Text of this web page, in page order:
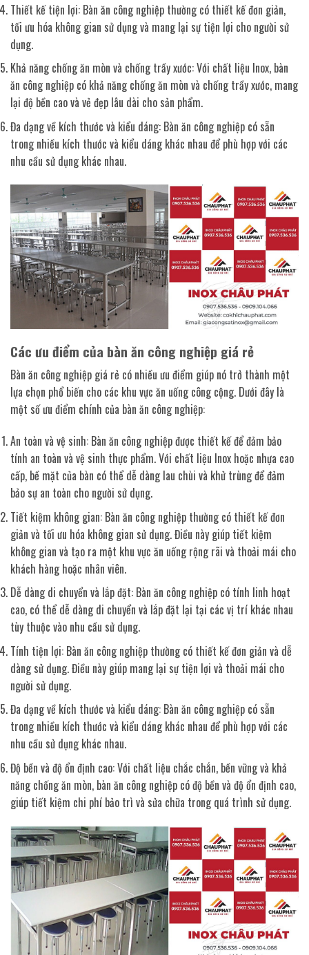
Thiết kế tiện lợi: Bàn ăn công nghiệp thường có thiết kế đơn giản,
tối ưu hóa không gian sử dụng và mang lại sự tiện lợi cho người sử
dụng.
Khả năng chống ăn mòn và chống trầy xước: Với chất liệu Inox, bàn
ăn công nghiệp có khả năng chống ăn mòn và chống trầy xước, mang
lại độ bền cao và vẻ đẹp lâu dài cho sản phẩm.
Đa dạng về kích thước và kiểu dáng: Bàn ăn công nghiệp có sẵn
trong nhiều kích thước và kiểu dáng khác nhau để phù hợp với các
nhu cầu sử dụng khác nhau.
Các ưu điểm của bàn ăn công nghiệp giá rẻ
Bàn ăn công nghiệp giá rẻ có nhiều ưu điểm giúp nó trở thành một
lựa chọn phổ biến cho các khu vực ăn uống công cộng. Dưới đây là
một số ưu điểm chính của bàn ăn công nghiệp:
An toàn và vệ sinh: Bàn ăn công nghiệp được thiết kế để đảm bảo
tính an toàn và vệ sinh thực phẩm. Với chất liệu Inox hoặc nhựa cao
cấp, bề mặt của bàn có thể dễ dàng lau chùi và khử trùng để đảm
bảo sự an toàn cho người sử dụng.
Tiết kiệm không gian: Bàn ăn công nghiệp thường có thiết kế đơn
giản và tối ưu hóa không gian sử dụng. Điều này giúp tiết kiệm
không gian và tạo ra một khu vực ăn uống rộng rãi và thoải mái cho
khách hàng hoặc nhân viên.
Dễ dàng di chuyển và lắp đặt: Bàn ăn công nghiệp có tính linh hoạt
cao, có thể dễ dàng di chuyển và lắp đặt lại tại các vị trí khác nhau
tùy thuộc vào nhu cầu sử dụng.
Tính tiện lợi: Bàn ăn công nghiệp thường có thiết kế đơn giản và dễ
dàng sử dụng. Điều này giúp mang lại sự tiện lợi và thoải mái cho
người sử dụng.
Đa dạng về kích thước và kiểu dáng: Bàn ăn công nghiệp có sẵn
trong nhiều kích thước và kiểu dáng khác nhau để phù hợp với các
nhu cầu sử dụng khác nhau.
Độ bền và độ ổn định cao: Với chất liệu chắc chắn, bền vững và khả
năng chống ăn mòn, bàn ăn công nghiệp có độ bền và độ ổn định cao,
giúp tiết kiệm chi phí bảo trì và sửa chữa trong quá trình sử dụng.